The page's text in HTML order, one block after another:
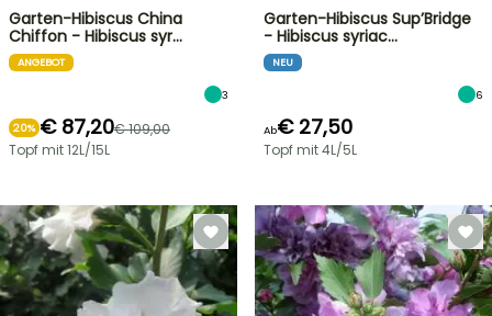
Garten-Hibiscus China
Chiffon - Hibiscus syr…
ANGEBOT
3
20% € 87,20€ 109,00
Topf mit 12L/15L
Garten-Hibiscus Sup’Bridge
- Hibiscus syriac…
NEU
6
Ab€ 27,50
Topf mit 4L/5L